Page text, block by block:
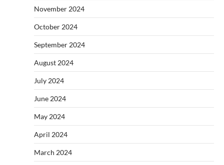
November 2024
October 2024
September 2024
August 2024
July 2024
June 2024
May 2024
April 2024
March 2024